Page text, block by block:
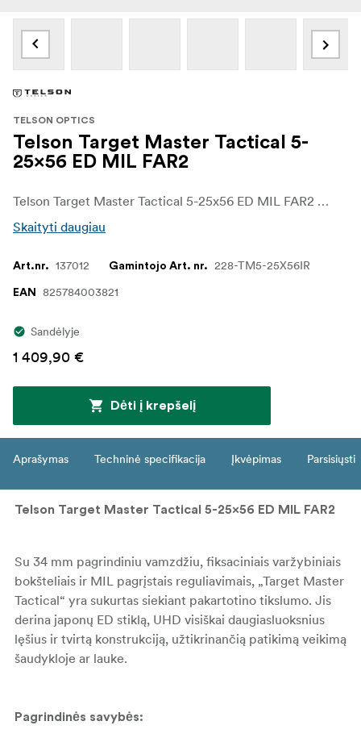
TELSON OPTICS
Telson Target Master Tactical 5-
25x56 ED MIL FAR2
Telson Target Master Tactical 5-25x56 ED MIL FAR2 yra sukurtas tiksliajam šaudymui iš šautuvo ir tolimųjų nuotolių varžyboms. Jo 5–25 kartų didinimo diapazonas, 56 mm ED objektyvas ir pirmojo fokusavimo plokštumos FAR2 tinklelis suteikia šauliams aiškumą, pasiekiamumą ir tinklelio nuoseklumą, reikalingus sudėtingam naudojimui.
Skaityti daugiau
Art.nr. 137012 Gamintojo Art. nr. 228-TM5-25X56IR
EAN 825784003821
Sandėlyje
1 409,90 €
Dėti į krepšelį
Aprašymas Techninė specifikacija Įkvėpimas Parsisiųsti
Telson Target Master Tactical 5-25x56 ED MIL FAR2
Su 34 mm pagrindiniu vamzdžiu, fiksaciniais varžybiniais
bokšteliais ir MIL pagrįstais reguliavimais, „Target Master
Tactical“ yra sukurtas siekiant pakartotino tikslumo. Jis
derina japonų ED stiklą, UHD visiškai daugiasluoksnius
lęšius ir tvirtą konstrukciją, užtikrinančią patikimą veikimą
šaudykloje ar lauke.
Pagrindinės savybės: